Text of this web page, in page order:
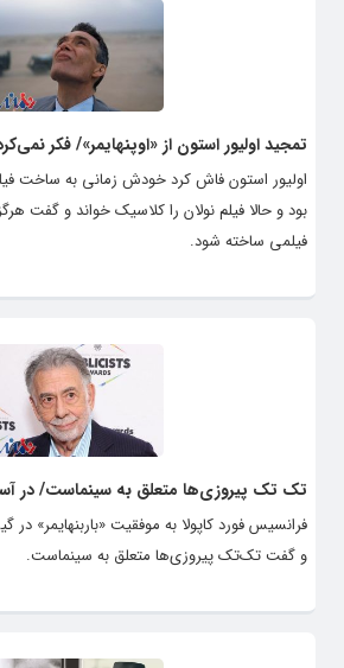
تمجید اولیور استون از «اوپنهایمر»/ فکر
اولیور استون فاش کرد خودش زمانی به ساخت
بود و حالا فیلم نولان را کلاسیک خواند و گفت
فیلمی ساخته شود.
تک تک پیروزی‌ها متعلق به سینماست/ در
فرانسیس فورد کاپولا به موفقیت «باربنهایمر» در
و گفت تک‌تک‌ پیروزی‌ها متعلق به سینماست.